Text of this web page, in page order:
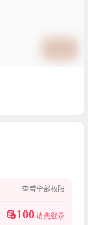
查看全部权限
100 请先登录